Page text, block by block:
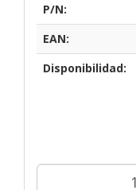
P/N:
EAN:
Disponibilidad: